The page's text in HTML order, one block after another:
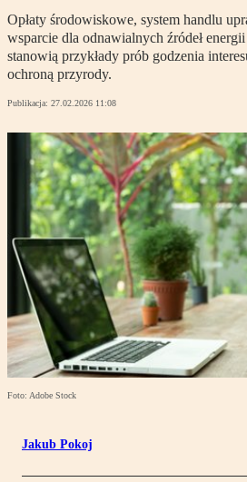
Opłaty środowiskowe, system handlu
wsparcie dla odnawialnych źródeł
stanowią przykłady prób godzenia
ochroną przyrody.
Publikacja: 27.02.2026 11:08
Foto: Adobe Stock
Jakub Pokoj